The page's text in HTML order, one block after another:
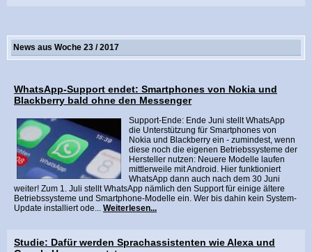
News aus Woche 23 / 2017
WhatsApp-Support endet: Smartphones von Nokia und
Blackberry bald ohne den Messenger
Support-Ende: Ende Juni stellt WhatsApp
die Unterstützung für Smartphones von
Nokia und Blackberry ein - zumindest, wenn
diese noch die eigenen Betriebssysteme der
Hersteller nutzen: Neuere Modelle laufen
mittlerweile mit Android. Hier funktioniert
WhatsApp dann auch nach dem 30 Juni
weiter! Zum 1. Juli stellt WhatsApp nämlich den Support für einige ältere
Betriebssysteme und Smartphone-Modelle ein. Wer bis dahin kein System-
Update installiert ode... Weiterlesen...
Studie: Dafür werden Sprachassistenten wie Alexa und